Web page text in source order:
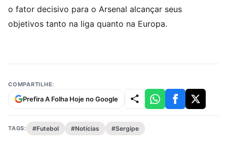
o fator decisivo para o Arsenal alcançar seus
objetivos tanto na liga quanto na Europa.
COMPARTILHE:
Prefira A Folha Hoje no Google
TAGS: #Futebol #Notícias #Sergipe